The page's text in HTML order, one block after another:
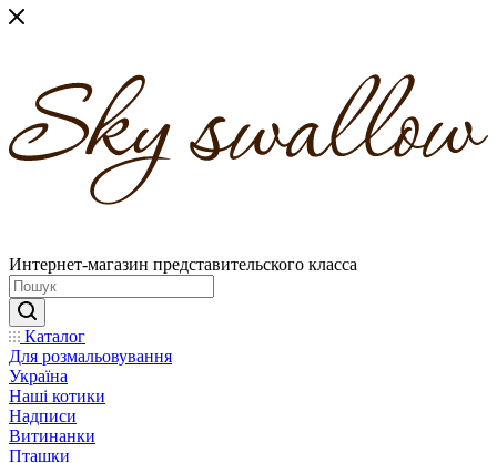
Интернет-магазин представительского класса
Каталог
Для розмальовування
Україна
Наші котики
Надписи
Витинанки
Пташки